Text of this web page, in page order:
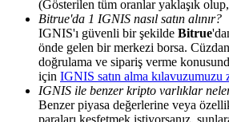
(Gösterilen tüm oranlar yaklaşık
Bitrue'da 1 IGNIS nasıl satın alınır?
IGNIS'ı güvenli bir şekilde Bitrue
önde gelen bir merkezi borsa.
doğrulama ve sipariş verme
için IGNIS satın alma kılavuzumuzu
IGNIS ile benzer kripto varlıklar
Benzer piyasa değerlerine veya
paraları keşfetmek istiyorsanız,